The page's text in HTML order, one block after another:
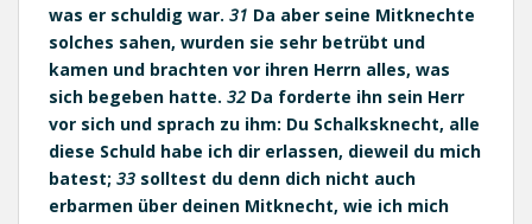
was er schuldig war. 31 Da aber seine Mitknechte
solches sahen, wurden sie sehr betrübt und
kamen und brachten vor ihren Herrn alles, was
sich begeben hatte. 32 Da forderte ihn sein Herr
vor sich und sprach zu ihm: Du Schalksknecht, alle
diese Schuld habe ich dir erlassen, dieweil du mich
batest; 33 solltest du denn dich nicht auch
erbarmen über deinen Mitknecht, wie ich mich